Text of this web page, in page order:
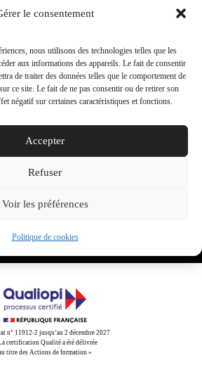
le consentement
nous utilisons des technologies telles que les
aux informations des appareils. Le fait de consentir
de traiter des données telles que le comportement de
ce site. Le fait de ne pas consentir ou de retirer son
négatif sur certaines caractéristiques et fonctions.
Accepter
Refuser
Voir les préférences
Politique de cookies
Retour à
réalisations
accepter les cookies marketing et
n° 11912-2 jusqu’au 2 décembre 2027
certification Qualité a été délivrée
titre des Actions de formation »